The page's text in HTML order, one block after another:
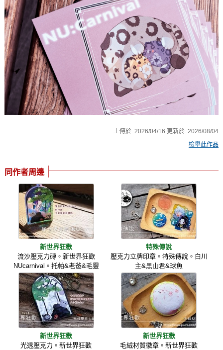
上傳於: 2026/04/16 更新於: 2026/08/04
檢舉此作品
同作者周邊
新世界狂歡
流沙壓克力磚。新世界狂歡
NUcarnival。托帕&老爸&毛靈
特殊傳說
壓克力立牌印章。特殊傳說。白川
主&黑山君&球魚
新世界狂歡
光透壓克力。新世界狂歡
新世界狂歡
毛絨材質徽章。新世界狂歡